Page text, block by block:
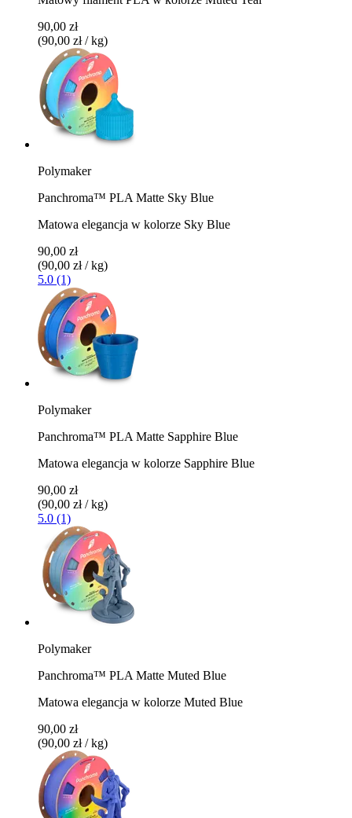
90,00 zł
(90,00 zł / kg)
Polymaker
Panchroma™ PLA Matte Sky Blue
Matowa elegancja w kolorze Sky Blue
90,00 zł
(90,00 zł / kg)
5.0 (1)
Polymaker
Panchroma™ PLA Matte Sapphire Blue
Matowa elegancja w kolorze Sapphire Blue
90,00 zł
(90,00 zł / kg)
5.0 (1)
Polymaker
Panchroma™ PLA Matte Muted Blue
Matowa elegancja w kolorze Muted Blue
90,00 zł
(90,00 zł / kg)